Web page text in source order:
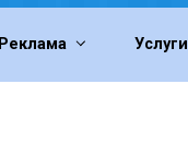
Реклама Услуги